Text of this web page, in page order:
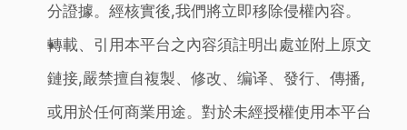
分證據。經核實後,我們將立即移除侵權內容。
轉載、引用本平台之內容須註明出處並附上原文
鏈接,嚴禁擅自複製、修改、编译、發行、傳播,
或用於任何商業用途。對於未經授權使用本平台